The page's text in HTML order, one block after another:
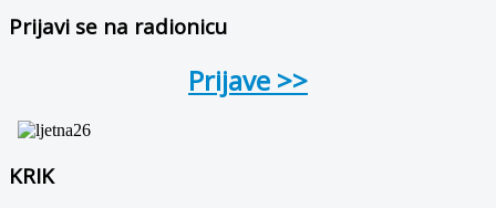
Prijavi se na radionicu
Prijave >>
KRIK